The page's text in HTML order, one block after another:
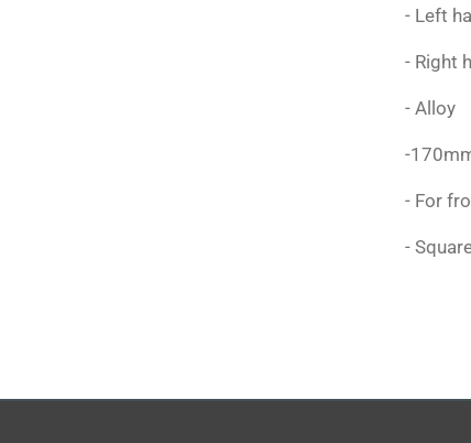
- Left
- Right
- Alloy
-
- For
-